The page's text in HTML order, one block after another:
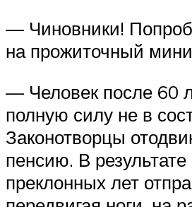
— Чиновники!
на прожиточный
— Человек после 60
полную силу не в
Законотворцы
пенсию. В
преклонных лет